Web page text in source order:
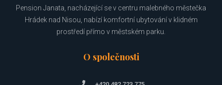
Pension Janata, nacházející se v centru malebného městečka
Hrádek nad Nisou, nabízí komfortní ubytování v klidném
prostředí přímo v městském parku.
O společnosti